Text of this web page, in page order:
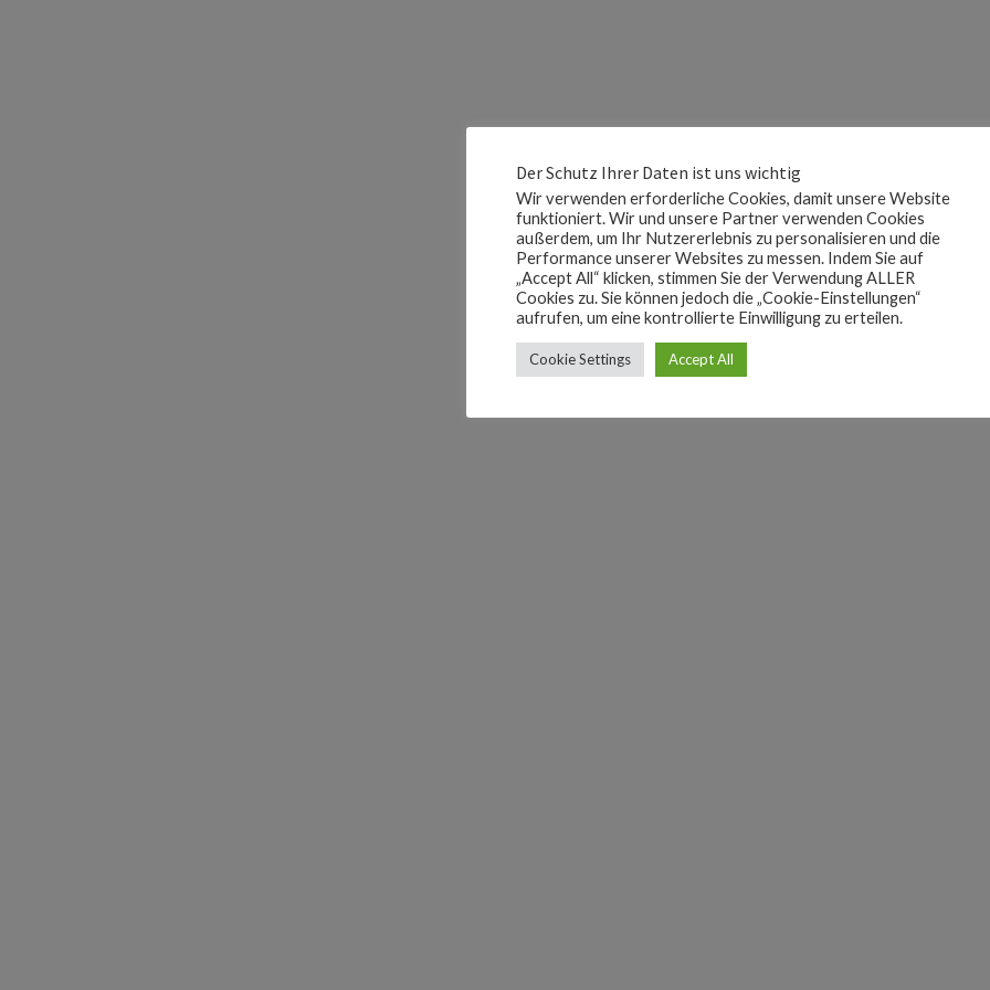
Der Schutz Ihrer Daten ist uns wichtig
Wir verwenden erforderliche Cookies, damit unsere Website
funktioniert. Wir und unsere Partner verwenden Cookies
außerdem, um Ihr Nutzererlebnis zu personalisieren und die
Performance unserer Websites zu messen. Indem Sie auf
„Accept All“ klicken, stimmen Sie der Verwendung ALLER
Cookies zu. Sie können jedoch die „Cookie-Einstellungen“
aufrufen, um eine kontrollierte Einwilligung zu erteilen.
Cookie Settings Accept All